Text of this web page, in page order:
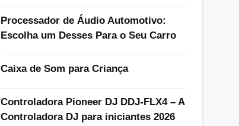
Processador de Áudio Automotivo:
Escolha um Desses Para o Seu Carro
Caixa de Som para Criança
Controladora Pioneer DJ DDJ-FLX4 – A
Controladora DJ para iniciantes 2026